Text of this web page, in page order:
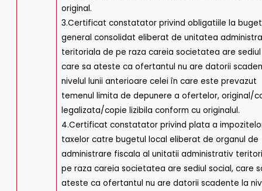
original.
3.Certificat constatator privind obligatiile la
general consolidat eliberat de unitatea
teritoriala de pe raza careia societatea are sediul
care sa ateste ca ofertantul nu are datorii
nivelul lunii anterioare celei în care este prevazut
temenul limita de depunere a ofertelor, original/
legalizata/copie lizibila conform cu originalul.
4.Certificat constatator privind plata a
taxelor catre bugetul local eliberat de organul de
administrare fiscala al unitatii administrativ
pe raza careia societatea are sediul social, care
ateste ca ofertantul nu are datorii scadente la